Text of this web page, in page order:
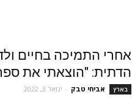
אחרי התמיכה בחיים
הדתית: "הוצאתי את
בארץ אביחי טבק - ינואר 3, 2022